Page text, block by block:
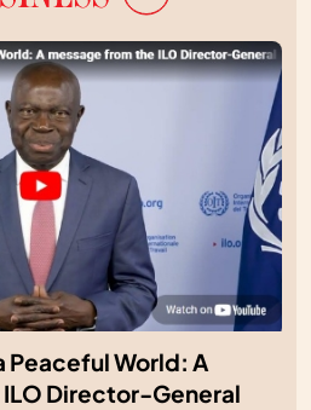
World: A
Director-General